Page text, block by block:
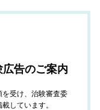
告のご案内
受け、治験審査委
しています。